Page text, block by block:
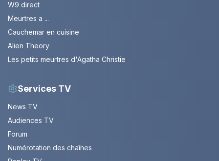
W9 direct
Meurtres a ...
Cauchemar en cuisine
Alien Theory
Les petits meurtres d'Agatha Christie
Services TV
News TV
Audiences TV
Forum
Numérotation des chaînes